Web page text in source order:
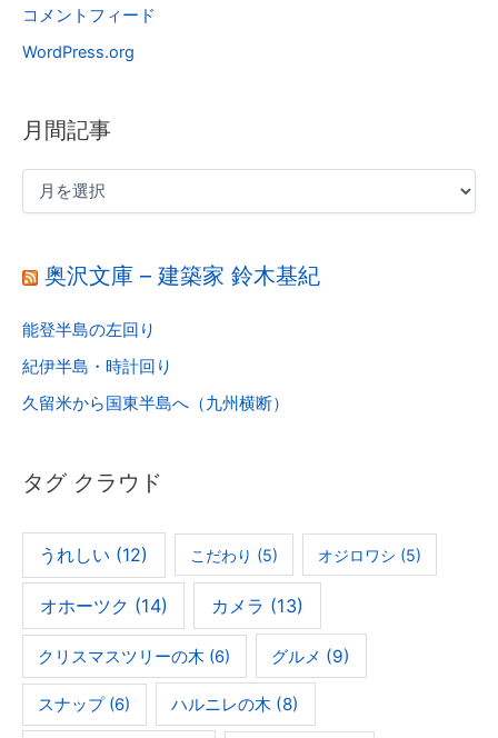
コメントフィード
WordPress.org
月間記事
奥沢文庫 – 建築家 鈴木基紀
能登半島の左回り
紀伊半島・時計回り
久留米から国東半島へ（九州横断）
タグ クラウド
うれしい (12) こだわり (5) オジロワシ (5)
オホーツク (14) カメラ (13)
クリスマスツリーの木 (6) グルメ (9)
スナップ(6) ハルニレの木 (8)